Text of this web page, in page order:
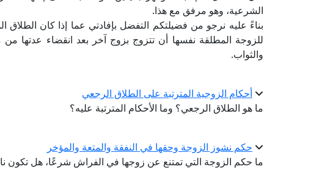
الشرعية، وهو مرفق مع هذا.
بناءً عليه نرجو من فضيلتكم التفضل بإفادتي عما إذا كان الطلاق
للزوجة المطلقة نفسها أن تتزوج بزوج آخر بعد انقضاء عدتها من
والثواب.
أحكام الزوجية المترتبة على الطلاق الرجعي
ما هو الطلاق الرجعي؟ وما الأحكام المترتبة عليه؟
حكم نشوز الزوجة وحقها في النفقة والمتعة والمؤخر
ما حكم الزوجة التي تمتنع عن زوجها في الفراش شرعًا، هل تكون